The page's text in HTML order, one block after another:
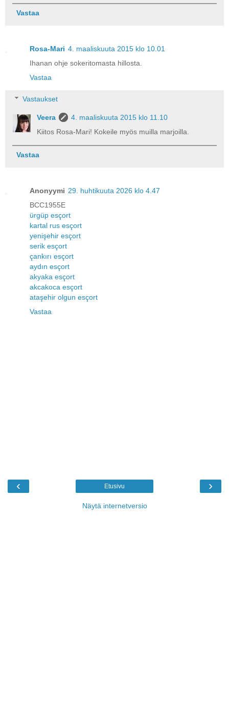
Vastaa
Rosa-Mari 4. maaliskuuta 2015 klo 10.01
Ihanan ohje sokeritomasta hillosta.
Vastaa
Vastaukset
Veera
4. maaliskuuta 2015 klo 11.10
Kiitos Rosa-Mari! Kokeile myös muilla marjoilla.
Vastaa
Anonyymi 29. huhtikuuta 2026 klo 4.47
BCC1955E
ürgüp esçort
kartal rus esçort
yenişehir esçort
serik esçort
çankırı esçort
aydın esçort
akyaka esçort
akcakoca esçort
ataşehir olgun esçort
Vastaa
‹ ›
Etusivu
Näytä internetversio